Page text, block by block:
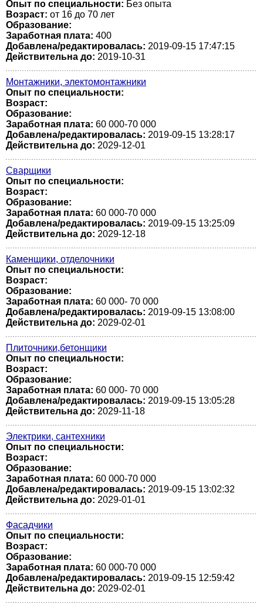
Опыт по специальности: Без опыта
Возраст: от 16 до 70 лет
Образование:
Заработная плата: 400
Добавлена/редактировалась: 2019-09-15 17:47:15
Действительна до: 2019-10-31
Монтажники, электомонтажники
Опыт по специальности:
Возраст:
Образование:
Заработная плата: 60 000-70 000
Добавлена/редактировалась: 2019-09-15 13:28:17
Действительна до: 2029-12-01
Сварщики
Опыт по специальности:
Возраст:
Образование:
Заработная плата: 60 000-70 000
Добавлена/редактировалась: 2019-09-15 13:25:09
Действительна до: 2029-12-18
Каменщики, отделочники
Опыт по специальности:
Возраст:
Образование:
Заработная плата: 60 000- 70 000
Добавлена/редактировалась: 2019-09-15 13:08:00
Действительна до: 2029-02-01
Плиточники,бетонщики
Опыт по специальности:
Возраст:
Образование:
Заработная плата: 60 000- 70 000
Добавлена/редактировалась: 2019-09-15 13:05:28
Действительна до: 2029-11-18
Электрики, сантехники
Опыт по специальности:
Возраст:
Образование:
Заработная плата: 60 000-70 000
Добавлена/редактировалась: 2019-09-15 13:02:32
Действительна до: 2029-01-01
Фасадчики
Опыт по специальности:
Возраст:
Образование:
Заработная плата: 60 000-70 000
Добавлена/редактировалась: 2019-09-15 12:59:42
Действительна до: 2029-02-01